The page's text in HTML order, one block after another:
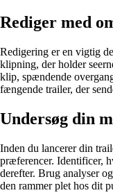
Rediger med
Redigering er en vigtig
klipning, der holder
klip, spændende
fængende trailer, der
Undersøg din
Inden du lancerer din
præferencer. Identificer,
derefter. Brug analyser
den rammer plet hos dit